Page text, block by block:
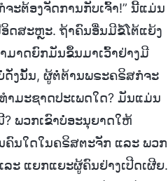
ະຕ້ອງຈັດການກັບເຈົ້າ!” ນີ້ແມ່ນ
ດສະຫຼະ. ຖ້າຄົນອື່ນມີຂໍ້ໂຕ້ແຍ້ງ
າດຍົກມັນຂຶ້ນມາເວົ້າຢ່າງມີ
ດັ່ງນັ້ນ, ຜູ້ຕໍ່ຕ້ານພຣະຄຣິສກໍຈະ
ຳມະຊາດປະເພດໃດ? ມັນແມ່ນ
ພວກເຂົາບໍ່ອະນຸຍາດໃຫ້
ນໃດໃນຄຣິສຕະຈັກ ແລະ ພວກ
ະ ແຍກແຍະຜູ້ຄົນຢ່າງເປີດເຜີຍ.